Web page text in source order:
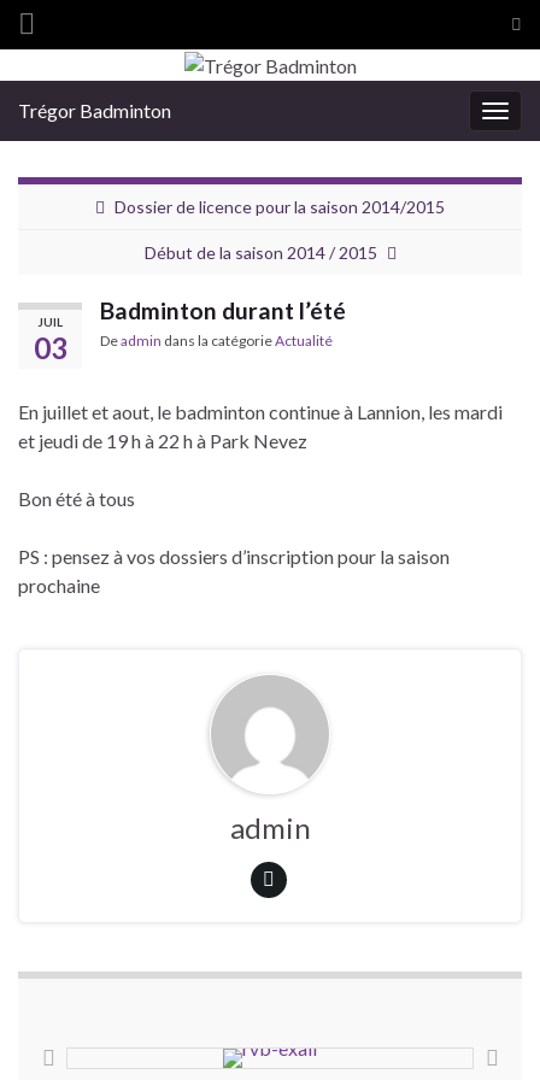
Search for:
Trégor Badminton
Dossier de licence pour la saison 2014/2015
Début de la saison 2014 / 2015
JUIL
03
Badminton durant l’été
Deadmin dans la catégorieActualité
En juillet et aout, le badminton continue à Lannion, les mardi
et jeudi de 19 h à 22 h à Park Nevez
Bon été à tous
PS : pensez à vos dossiers d’inscription pour la saison
prochaine
admin